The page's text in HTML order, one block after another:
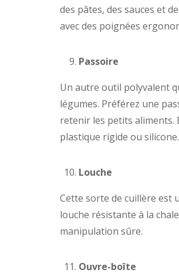
des pâtes, des sauces et
avec des poignées
Passoire
Un autre outil polyvalent
légumes. Préférez une
retenir les petits aliments.
plastique rigide ou silicone.
Louche
Cette sorte de cuillère est
louche résistante à la
manipulation sûre.
Ouvre-boîte